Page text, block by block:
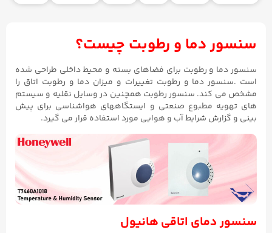
سنسور دما و رطوبت چیست؟
سنسور دما و رطوبت برای فضاهای بسته و محیط داخلی طراحی شده
است .سنسور دما و رطوبت تغییرات و میزان دما و رطوبت اتاق را
مشخص می کند. سنسور رطوبت همچنین در وسایل نقلیه و سیستم
های تهویه مطبوع صنعتی و ایستگاههای هواشناسی برای پیش
بینی و گزارش شرایط آب و هوایی مورد استفاده قرار می گیرد.
سنسور دمای اتاقی هانیول